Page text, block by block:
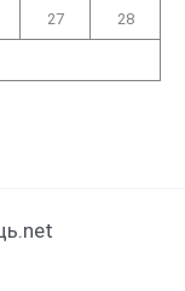
27 28